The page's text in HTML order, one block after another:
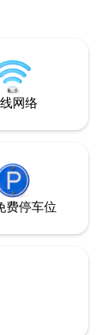
网络
费停车位